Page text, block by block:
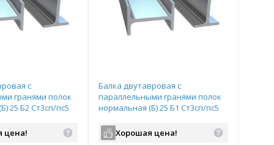
с
гранями полок
25 Б2 Ст3сп/пс5
цена!
Балка двутавровая с
параллельными гранями полок
нормальная (Б) 25 Б1 Ст3сп/пс5
Хорошая цена!